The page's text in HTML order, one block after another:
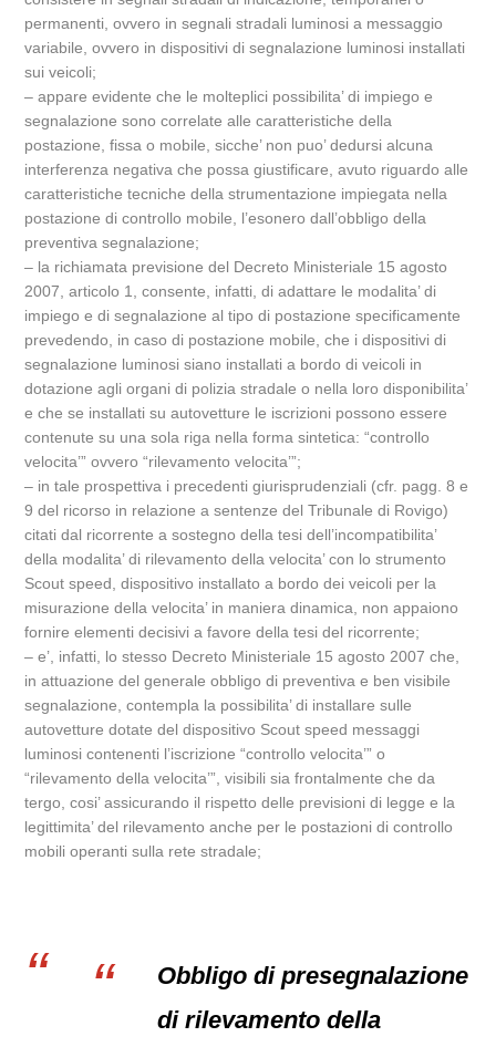
permanenti, ovvero in segnali stradali luminosi a messaggio
variabile, ovvero in dispositivi di segnalazione luminosi installati
sui veicoli;
– appare evidente che le molteplici possibilita’ di impiego e
segnalazione sono correlate alle caratteristiche della
postazione, fissa o mobile, sicche’ non puo’ dedursi alcuna
interferenza negativa che possa giustificare, avuto riguardo alle
caratteristiche tecniche della strumentazione impiegata nella
postazione di controllo mobile, l’esonero dall’obbligo della
preventiva segnalazione;
– la richiamata previsione del Decreto Ministeriale 15 agosto
2007, articolo 1, consente, infatti, di adattare le modalita’ di
impiego e di segnalazione al tipo di postazione specificamente
prevedendo, in caso di postazione mobile, che i dispositivi di
segnalazione luminosi siano installati a bordo di veicoli in
dotazione agli organi di polizia stradale o nella loro disponibilita’
e che se installati su autovetture le iscrizioni possono essere
contenute su una sola riga nella forma sintetica: “controllo
velocita’” ovvero “rilevamento velocita’”;
– in tale prospettiva i precedenti giurisprudenziali (cfr. pagg. 8 e
9 del ricorso in relazione a sentenze del Tribunale di Rovigo)
citati dal ricorrente a sostegno della tesi dell’incompatibilita’
della modalita’ di rilevamento della velocita’ con lo strumento
Scout speed, dispositivo installato a bordo dei veicoli per la
misurazione della velocita’ in maniera dinamica, non appaiono
fornire elementi decisivi a favore della tesi del ricorrente;
– e’, infatti, lo stesso Decreto Ministeriale 15 agosto 2007 che,
in attuazione del generale obbligo di preventiva e ben visibile
segnalazione, contempla la possibilita’ di installare sulle
autovetture dotate del dispositivo Scout speed messaggi
luminosi contenenti l’iscrizione “controllo velocita’” o
“rilevamento della velocita’”, visibili sia frontalmente che da
tergo, cosi’ assicurando il rispetto delle previsioni di legge e la
legittimita’ del rilevamento anche per le postazioni di controllo
mobili operanti sulla rete stradale;
Obbligo di presegnalazione
di rilevamento della